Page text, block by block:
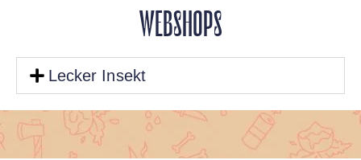
WEBSHOPS
Lecker Insekt